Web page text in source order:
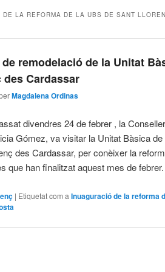
DE LA REFORMA DE LA UBS DE SANT
remodelació de la Unitat
Cardassar
Magdalena Ordinas
divendres 24 de febrer , la
Gómez, va visitar la Unitat Bàsica
des Cardassar, per conèixer la
que han finalitzat aquest mes de
| Etiquetat com a Inuaguració de la reforma